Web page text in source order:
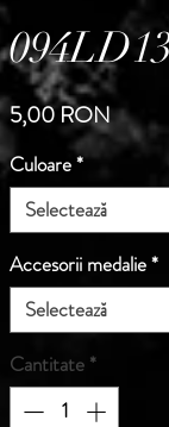
5,00 RONPreț
Culoare*
Selectează
Accesorii medalie*
Selectează
Cantitate *